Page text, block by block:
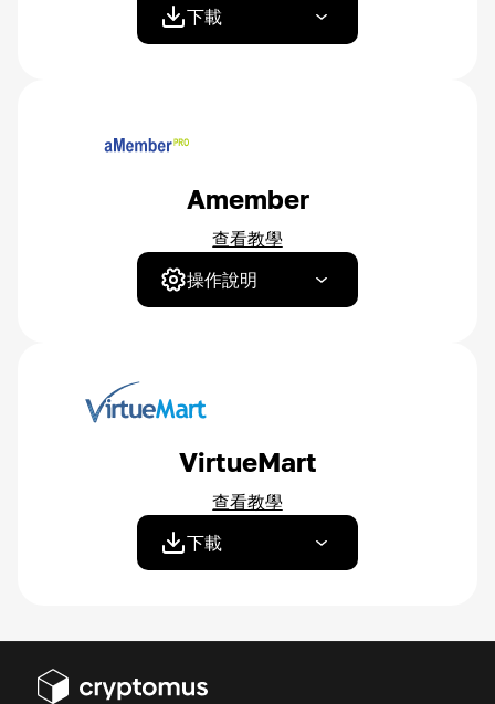
下載
Amember
查看教學
操作說明
VirtueMart
查看教學
下載